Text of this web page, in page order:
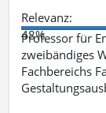
Relevanz:
48%
Professor für
zweibändiges
Fachbereichs